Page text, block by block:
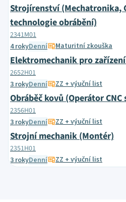
Strojírenství (Mechatronika,
technologie obrábění)
2341M01
4 rokyDenní Maturitní zkouška
Elektromechanik pro
2652H01
3 rokyDenní ZZ + výuční list
Obráběč kovů (Operátor
2356H01
3 rokyDenní ZZ + výuční list
Strojní mechanik (Montér)
2351H01
3 rokyDenní ZZ + výuční list